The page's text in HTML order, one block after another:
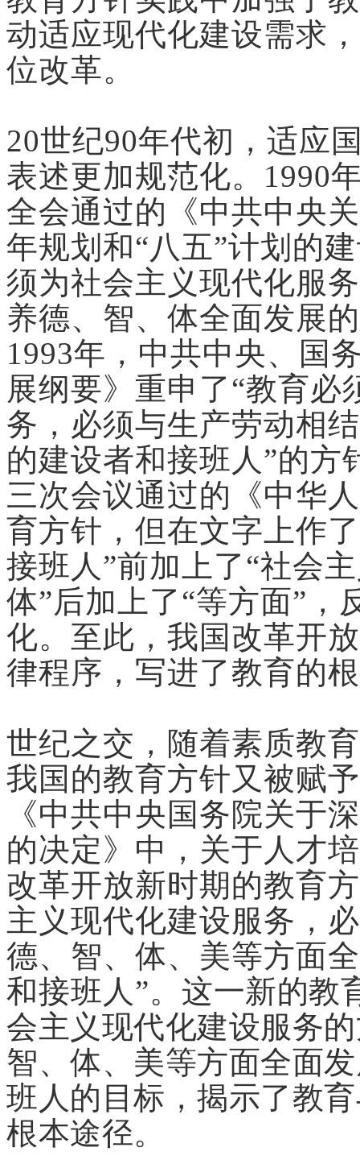
动适应现代化建设需求
位改革。
20世纪90年代初，适应
表述更加规范化。1990
全会通过的《中共中央
年规划和“八五”计划的
须为社会主义现代化服
养德、智、体全面发展
1993年，中共中央、国
展纲要》重申了“教育
务，必须与生产劳动相
的建设者和接班人”的方
三次会议通过的《中华
育方针，但在文字上作
接班人”前加上了“社会
体”后加上了“等方面”，
化。至此，我国改革开
律程序，写进了教育的
世纪之交，随着素质教
我国的教育方针又被赋
《中共中央国务院关于
的决定》中，关于人才
改革开放新时期的教育
主义现代化建设服务，
德、智、体、美等方面
和接班人”。 这一新的教
会主义现代化建设服务
智、体、美等方面全面
班人的目标，揭示了教
根本途径。